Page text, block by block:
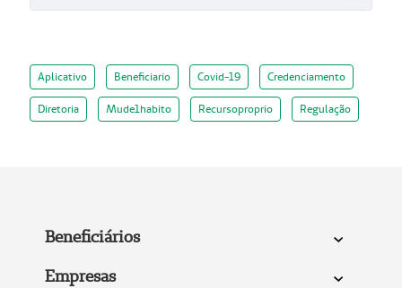
Aplicativo Beneficiario Covid-19 Credenciamento
Diretoria Mude1habito Recursoproprio Regulação
Beneficiários
Empresas